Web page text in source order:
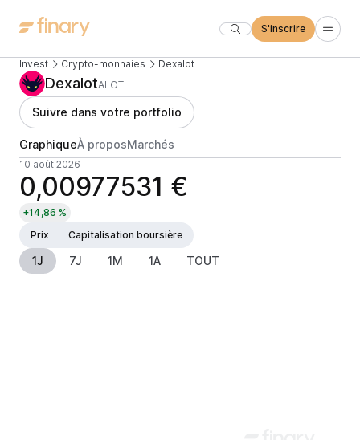
S'inscrire
Invest Crypto-monnaies Dexalot
DexalotALOT
Suivre dans votre portfolio
GraphiqueÀ proposMarchés
10 août 2026
0,00977531 €
+14,86 %
Prix
Capitalisation boursière
1J 7J 1M 1A TOUT